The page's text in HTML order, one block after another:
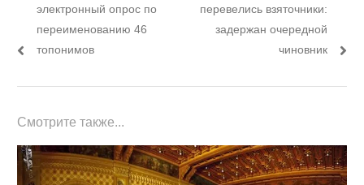
записям
пост:
электронный опрос по
переименованию 46
топонимов
пост:
перевелись взяточники:
задержан очередной
чиновник
Смотрите также...